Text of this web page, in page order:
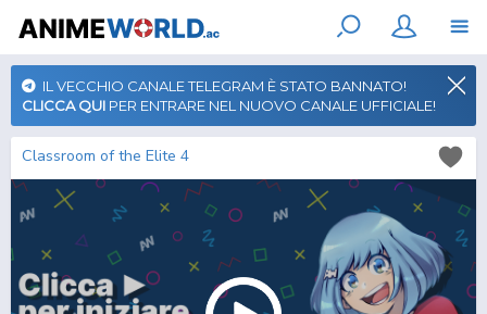
IL VECCHIO CANALE TELEGRAM È STATO BANNATO!
CLICCA QUI PER ENTRARE NEL NUOVO CANALE UFFICIALE!
Classroom of the Elite 4